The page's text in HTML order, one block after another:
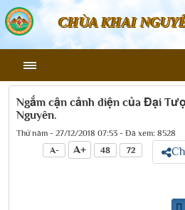
CHÙA KHAI
Ngắm cận cảnh diện của Đại
Nguyên.
Thứ năm - 27/12/2018 07:53 - Đã xem: 8528
A-
A+ 48 72